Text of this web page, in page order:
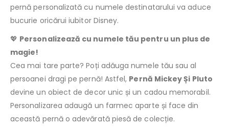
pernă personalizată cu numele destinatarului va aduce
bucurie oricărui iubitor Disney.
💖 Personalizează cu numele tău pentru un plus de
magie!
Cea mai tare parte? Poți adăuga numele tău sau al
persoanei dragi pe pernă! Astfel, Pernă Mickey Și Pluto
devine un obiect de decor unic și un cadou memorabil.
Personalizarea adaugă un farmec aparte și face din
această pernă o adevărată piesă de colecție.